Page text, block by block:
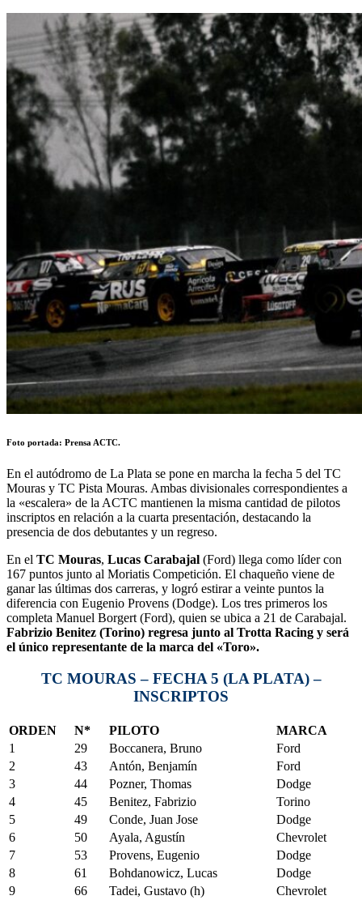
Foto portada: Prensa ACTC.
En el autódromo de La Plata se pone en marcha la fecha 5 del TC
Mouras y TC Pista Mouras. Ambas divisionales correspondientes a
la «escalera» de la ACTC mantienen la misma cantidad de pilotos
inscriptos en relación a la cuarta presentación, destacando la
presencia de dos debutantes y un regreso.
En el TC Mouras, Lucas Carabajal (Ford) llega como líder con
167 puntos junto al Moriatis Competición. El chaqueño viene de
ganar las últimas dos carreras, y logró estirar a veinte puntos la
diferencia con Eugenio Provens (Dodge). Los tres primeros los
completa Manuel Borgert (Ford), quien se ubica a 21 de Carabajal.
Fabrizio Benitez (Torino) regresa junto al Trotta Racing y será
el único representante de la marca del «Toro».
TC MOURAS – FECHA 5 (LA PLATA) –
INSCRIPTOS
ORDEN N* PILOTO
MARCA
1
29 Boccanera, Bruno
Ford
2
43 Antón, Benjamín
Ford
3
44 Pozner, Thomas
Dodge
4
45 Benitez, Fabrizio
Torino
5
49 Conde, Juan Jose
Dodge
6
50 Ayala, Agustín
Chevrolet
7
53 Provens, Eugenio
Dodge
8
61 Bohdanowicz, Lucas
Dodge
9
66 Tadei, Gustavo (h)
Chevrolet